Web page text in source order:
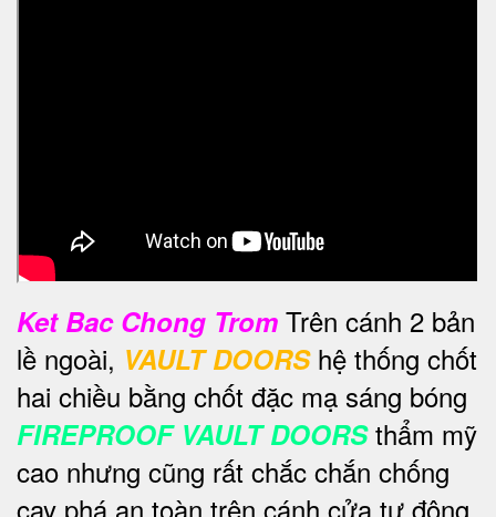
Ket Bac Chong Trom Trên cánh 2 bản
lề ngoài, VAULT DOORShệ thống chốt
hai chiều bằng chốt đặc mạ sáng bóng
FIREPROOF VAULT DOORSthẩm mỹ
cao nhưng cũng rất chắc chắn chống
cạy phá an toàn trên cánh cửa tự động